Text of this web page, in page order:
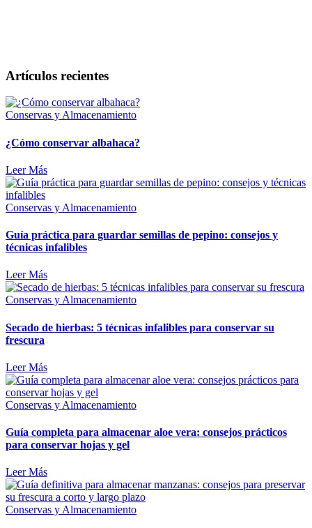
Artículos recientes
Conservas y Almacenamiento
¿Cómo conservar albahaca?
Leer Más
Conservas y Almacenamiento
Guía práctica para guardar semillas de pepino: consejos y
técnicas infalibles
Leer Más
Conservas y Almacenamiento
Secado de hierbas: 5 técnicas infalibles para conservar su
frescura
Leer Más
Conservas y Almacenamiento
Guía completa para almacenar aloe vera: consejos prácticos
para conservar hojas y gel
Leer Más
Conservas y Almacenamiento